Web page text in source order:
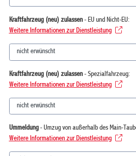
Kraftfahrzeug (neu) zulassen- EU und Nicht-EU:
Weitere Informationen zur Dienstleistung
Kraftfahrzeug (neu) zulassen - Spezialfahrzeug:
Weitere Informationen zur Dienstleistung
Ummeldung- Umzug von außerhalb des Main-
Weitere Informationen zur Dienstleistung